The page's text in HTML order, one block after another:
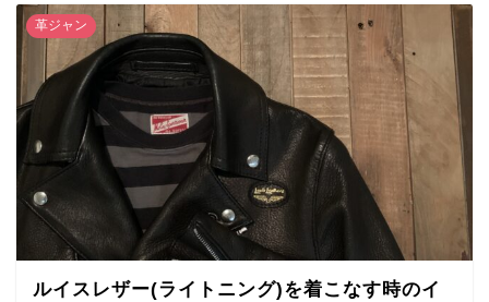
革ジャン
ルイスレザー(ライトニング)を着こなす時のイ